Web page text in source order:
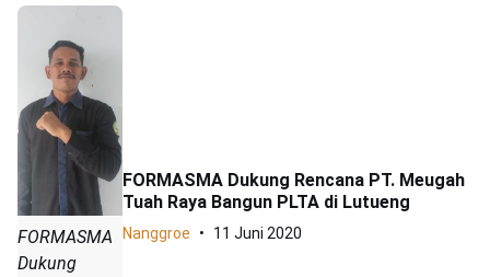
FORMASMA
Dukung
FORMASMA Dukung Rencana PT. Meugah
Tuah Raya Bangun PLTA di Lutueng
Nanggroe 11 Juni 2020